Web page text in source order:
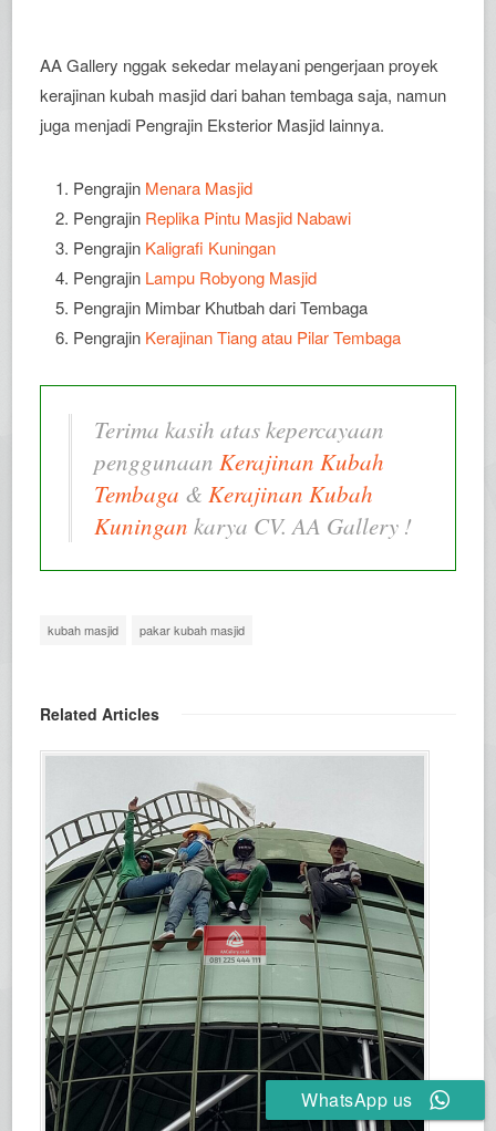
AA Gallery nggak sekedar melayani pengerjaan proyek
kerajinan kubah masjid dari bahan tembaga saja, namun
juga menjadi Pengrajin Eksterior Masjid lainnya.
Pengrajin Menara Masjid
Pengrajin Replika Pintu Masjid Nabawi
Pengrajin Kaligrafi Kuningan
Pengrajin Lampu Robyong Masjid
Pengrajin Mimbar Khutbah dari Tembaga
Pengrajin Kerajinan Tiang atau Pilar Tembaga
Terima kasih atas kepercayaan
penggunaanKerajinan Kubah
Tembaga &Kerajinan Kubah
Kuningan karya CV. AA Gallery !
kubah masjid pakar kubah masjid
Related Articles
WhatsApp us